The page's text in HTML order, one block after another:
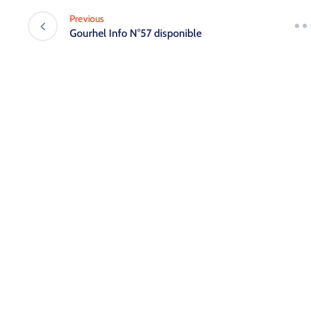
Previous
Gourhel Info N°57 disponible